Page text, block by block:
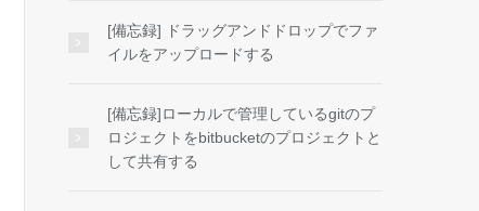
[備忘録] ドラッグアンドドロップでファ
イルをアップロードする
[備忘録]ローカルで管理しているgitのプ
ロジェクトをbitbucketのプロジェクトと
して共有する